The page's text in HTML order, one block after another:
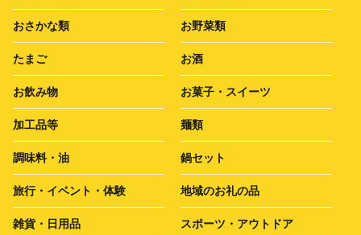
おさかな類 お野菜類
たまご お酒
お飲み物 お菓子・スイーツ
加工品等 麺類
調味料・油 鍋セット
旅行・イベント・体験 地域のお礼の品
雑貨・日用品 スポーツ・アウトドア